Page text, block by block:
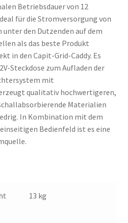
Betriebsdauer von 12
für die Stromversorgung von
den Dutzenden auf dem
als das beste Produkt
in den Capit-Grid-Caddy. Es
Steckdose zum Aufladen der
mit
qualitativ hochwertigeren,
Materialien
In Kombination mit dem
Bedienfeld ist es eine
13 kg